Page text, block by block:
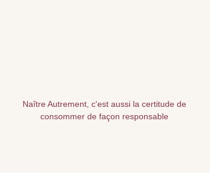
Naître Autrement, c'est aussi la certitude de
consommer de façon responsable